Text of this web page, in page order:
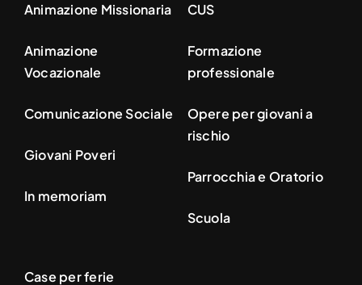
Animazione Missionaria
Animazione
Vocazionale
Comunicazione Sociale
Giovani Poveri
In memoriam
CUS
Formazione
professionale
Opere per giovani a
rischio
Parrocchia e Oratorio
Scuola
Case per ferie